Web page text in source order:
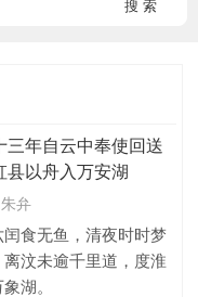
搜 索
三年自云中奉使回送
县以舟入万安湖
朱弁
闰食无鱼，清夜时时梦
离汶未逾千里道，度淮
湖。